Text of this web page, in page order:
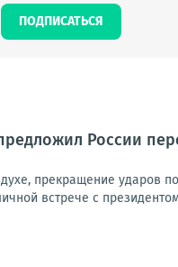
ПОДПИСАТЬСЯ
России
прекращение ударов
встрече с